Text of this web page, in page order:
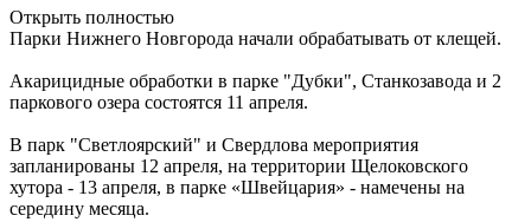
Открыть полностью
Парки Нижнего Новгорода начали обрабатывать от клещей.
Акарицидные обработки в парке "Дубки", Станкозавода и 2
паркового озера состоятся 11 апреля.
В парк "Светлоярский" и Свердлова мероприятия
запланированы 12 апреля, на территории Щелоковского
хутора - 13 апреля, в парке «Швейцария» - намечены на
середину месяца.